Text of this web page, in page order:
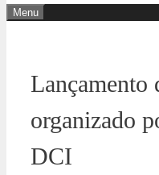
Menu
Lançamento
organizado
DCI